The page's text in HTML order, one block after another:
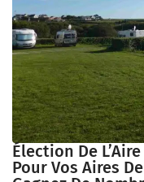
Élection De
Pour Vos Aires